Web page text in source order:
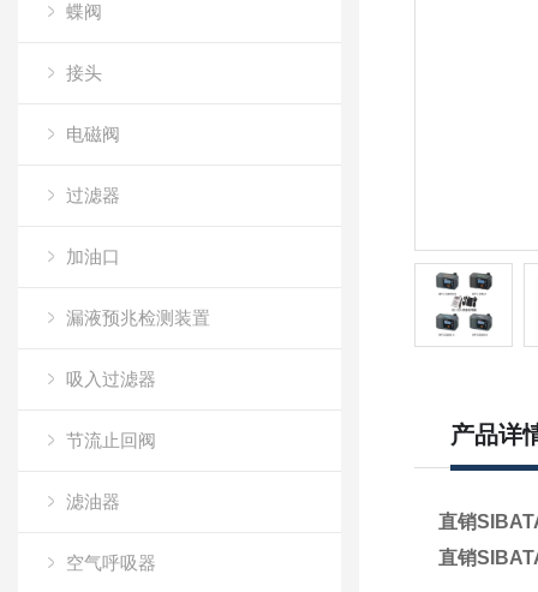
蝶阀
接头
电磁阀
过滤器
加油口
漏液预兆检测装置
吸入过滤器
节流止回阀
滤油器
空气呼吸器
产品详
直销
直销